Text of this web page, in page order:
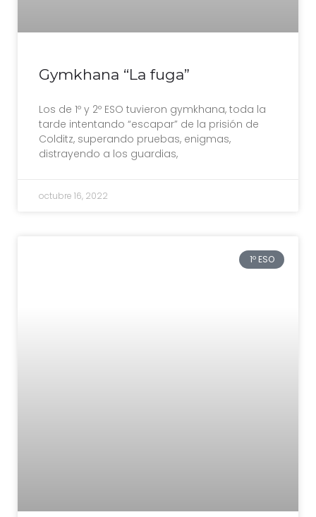
Gymkhana “La fuga”
Los de 1º y 2º ESO tuvieron gymkhana, toda la
tarde intentando “escapar” de la prisión de
Colditz, superando pruebas, enigmas,
distrayendo a los guardias,
octubre 16, 2022
1º ESO